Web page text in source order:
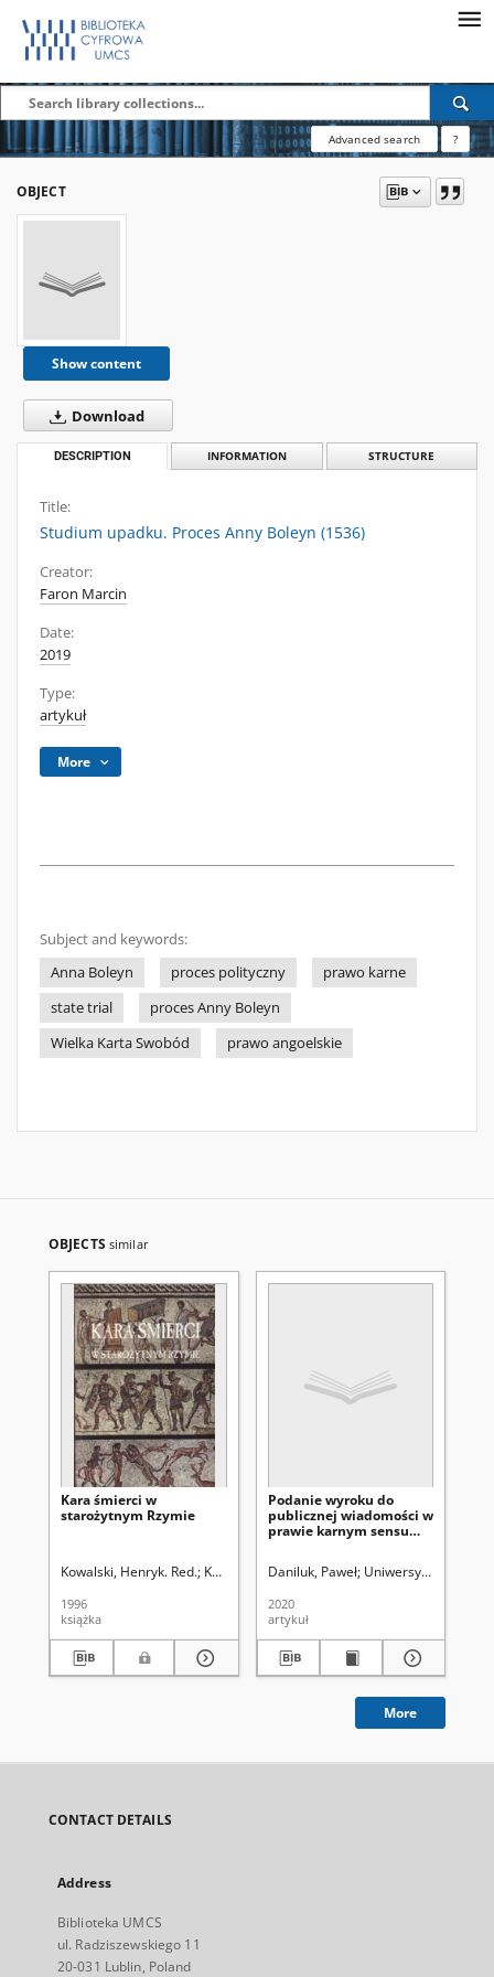
Advanced search ?
OBJECT
Show content
Download
DESCRIPTION INFORMATION STRUCTURE
Title:
Studium upadku. Proces Anny Boleyn (1536)
Creator:
Faron Marcin
Date:
2019
Type:
artykuł
More
Subject and keywords:
Anna Boleyn
proces polityczny
prawo karne
state trial
proces Anny Boleyn
Wielka Karta Swobód
prawo angoelskie
OBJECTS similar
Kara śmierci w
starożytnym Rzymie
Kowalski, Henryk. Red. Kuryłowicz, Marek (1944-). Red.
1996
książka
Podanie wyroku do
publicznej wiadomości w
prawie karnym sensu
obraz statystyczny
Daniluk, Paweł Uniwersytet Marii
2020
artykuł
More
CONTACT DETAILS
Address
Biblioteka UMCS
ul. Radziszewskiego 11
20-031 Lublin, Poland